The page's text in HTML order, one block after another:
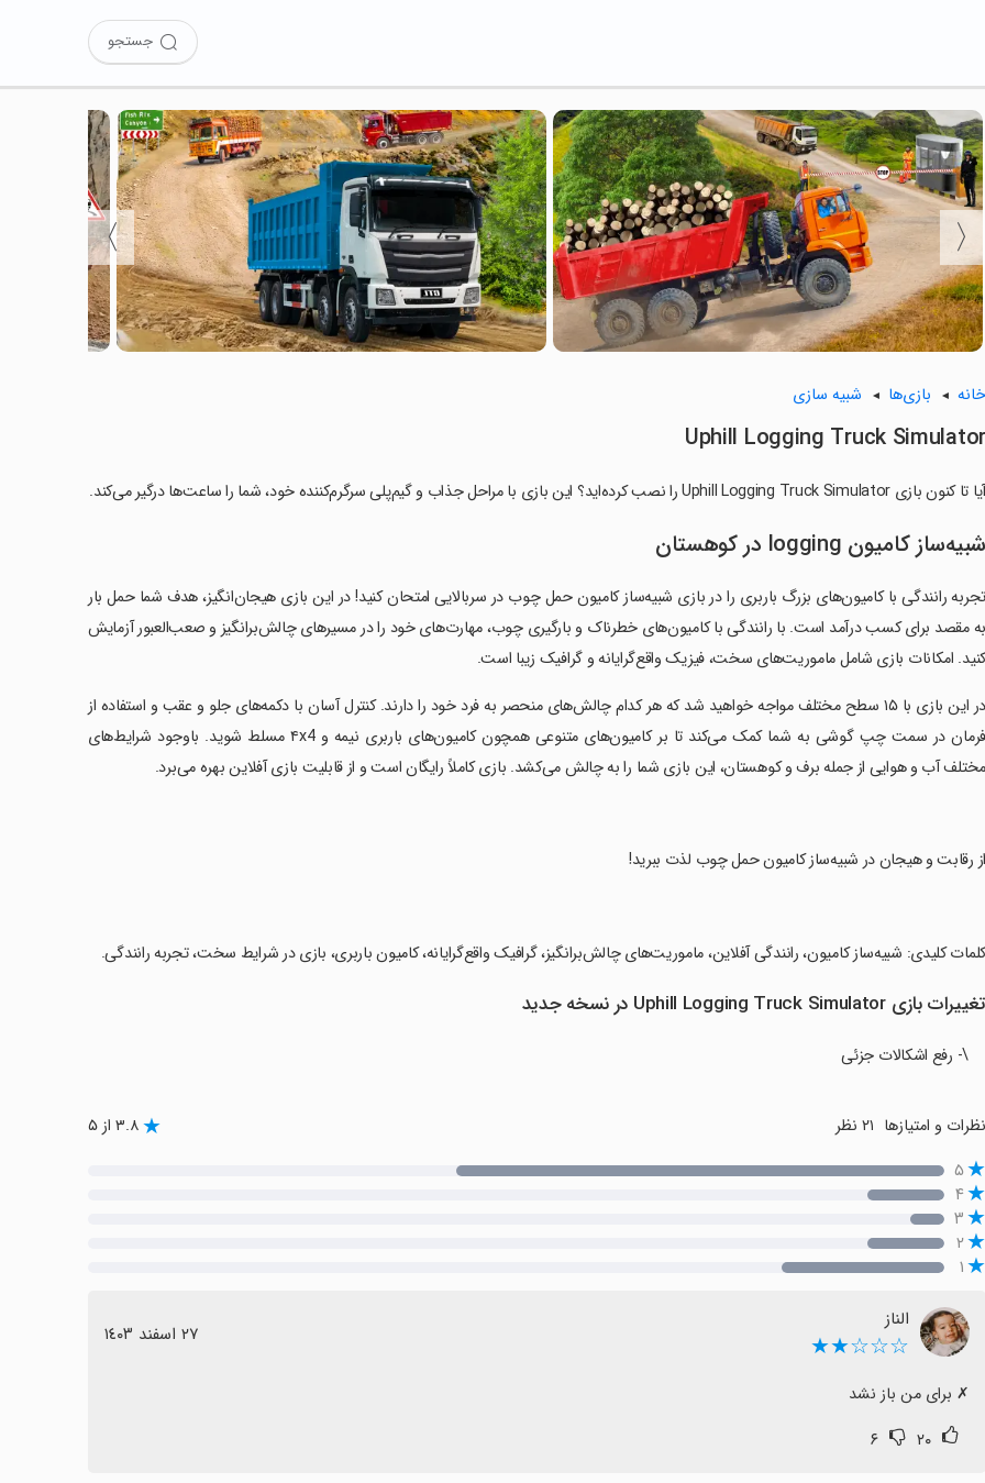
جستجو
〈
〉
خانه بازی‌ها شبیه سازی
Uphill Logging Truck Simulator
آیا تا کنون بازی Uphill Logging Truck Simulator را نصب کرده‌اید؟ این بازی با مراحل جذاب و گیم‌پلی سرگرم‌کننده خود، شما را ساعت‌ها درگیر می‌کند.
شبیه‌ساز کامیون logging در کوهستان
تجربه رانندگی با کامیون‌های بزرگ باربری را در بازی شبیه‌ساز کامیون حمل چوب در سربالایی امتحان کنید! در این بازی هیجان‌انگیز، هدف شما حمل بار
به مقصد برای کسب درآمد است. با رانندگی با کامیون‌های خطرناک و بارگیری چوب، مهارت‌های خود را در مسیرهای چالش‌برانگیز و صعب‌العبور آزمایش
کنید. امکانات بازی شامل ماموریت‌های سخت، فیزیک واقع‌گرایانه و گرافیک زیبا است.
‏در این بازی با ۱۵ سطح مختلف مواجه خواهید شد که هر کدام چالش‌های منحصر به فرد خود را دارند. کنترل آسان با دکمه‌های جلو و عقب و استفاده از
فرمان در سمت چپ گوشی به شما کمک می‌کند تا بر کامیون‌های متنوعی همچون کامیون‌های باربری نیمه و ۴x4 مسلط شوید. باوجود شرایط‌های
مختلف آب و هوایی از جمله برف و کوهستان، این بازی شما را به چالش می‌کشد. بازی کاملاً رایگان است و از قابلیت بازی آفلاین بهره می‌برد.
‏از رقابت و هیجان در شبیه‌ساز کامیون حمل چوب لذت ببرید!
‏کلمات کلیدی: شبیه‌ساز کامیون، رانندگی آفلاین، ماموریت‌های چالش‌برانگیز، گرافیک واقع‌گرایانه، کامیون باربری، بازی در شرایط سخت، تجربه رانندگی.
تغییرات بازی Uphill Logging Truck Simulator در نسخه جدید
\- رفع اشکالات جزئی
نظرات و امتیازها ۳.۸ از ۵
۵
۴
۳
۲
۱
الناز
☆☆☆★★ ٢٧ اسفند ١٤٠٣
‏✗ برای من باز نشد
۲۰ ۶